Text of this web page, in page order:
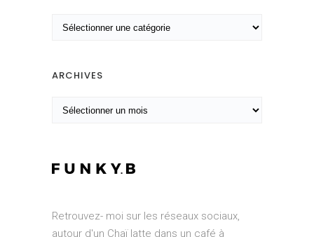
é
e
ARCHIVES
i
e
Retrouvez- moi sur les réseaux sociaux,
autour d'un Chaï latte dans un café à